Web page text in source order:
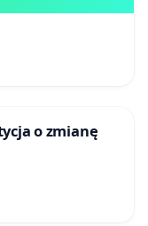
o zmianę